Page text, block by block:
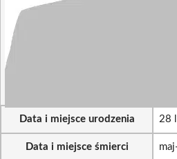
Data i miejsce urodzenia 28
Data i miejsce śmierci